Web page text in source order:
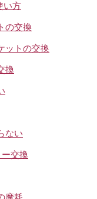
い方
の交換
ットの交換
換
ない
交換